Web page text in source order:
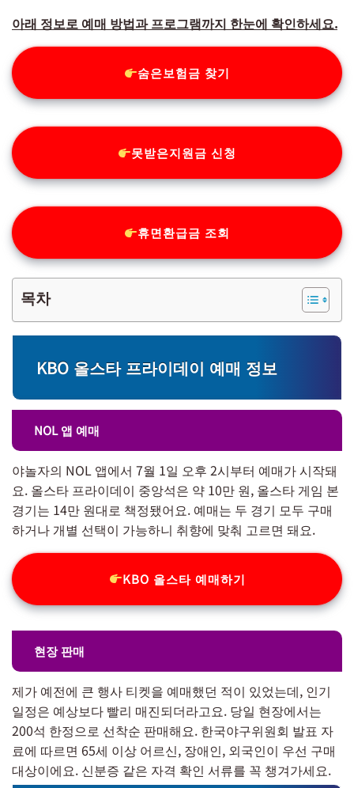
아래 정보로 예매 방법과 프로그램까지 한눈에 확인하세요.
숨은보험금 찾기
못받은지원금 신청
휴면환급금 조회
목차
KBO 올스타 프라이데이 예매 정보
NOL 앱 예매
야놀자의 NOL 앱에서 7월 1일 오후 2시부터 예매가 시작돼
요. 올스타 프라이데이 중앙석은 약 10만 원, 올스타 게임 본
경기는 14만 원대로 책정됐어요. 예매는 두 경기 모두 구매
하거나 개별 선택이 가능하니 취향에 맞춰 고르면 돼요.
KBO 올스타 예매하기
현장 판매
제가 예전에 큰 행사 티켓을 예매했던 적이 있었는데, 인기
일정은 예상보다 빨리 매진되더라고요. 당일 현장에서는
200석 한정으로 선착순 판매해요. 한국야구위원회 발표 자
료에 따르면 65세 이상 어르신, 장애인, 외국인이 우선 구매
대상이에요. 신분증 같은 자격 확인 서류를 꼭 챙겨가세요.